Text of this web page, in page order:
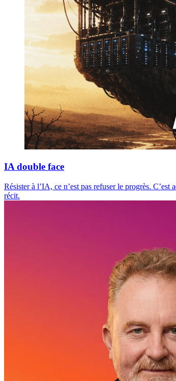
IA double face
Résister à l’IA, ce n’est pas refuser le progrès.
récit.